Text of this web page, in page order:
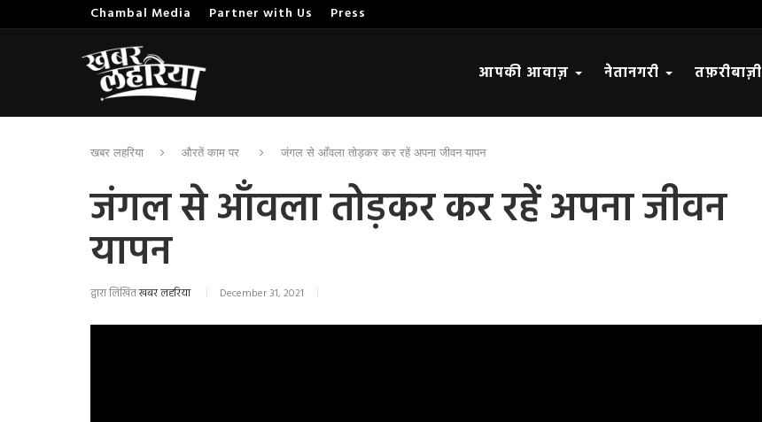
Chambal Media Partner with Us Press
आपकी आवाज़ नेतानगरी तफ़रीबाज़ी
खबर लहरिया औरतें काम पर जंगल से आँवला तोड़कर कर रहें अपना जीवन यापन
जंगल से आँवला तोड़कर कर रहें अपना जीवन
यापन
द्वारा लिखितखबर लहरिया December 31, 2021